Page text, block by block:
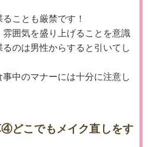
ことも厳禁です！
囲気を盛り上げることを意識
のは男性からすると引いてし
中のマナーには十分に注意し
どこでもメイク直しをす